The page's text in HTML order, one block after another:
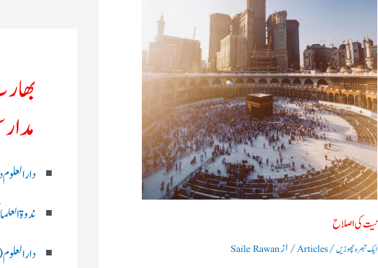
نیت کی اصلاح
ایک تبصرہ چھوڑیں/
Articles/ ازSaile Rawan